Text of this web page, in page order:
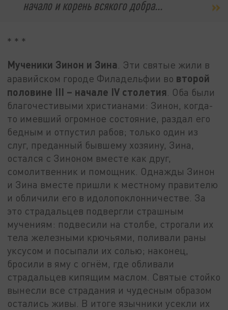
начало и корень всякого добра...
* * *
Мученики Зинон и Зина . Эти святые жили в
аравийском городе Филадельфии во второй
половине III – начале IV столетия . Оба были
благочестивыми христианами: Зинон, когда-
то имевший огромное состояние, раздал его
бедным и отпустил рабов; только один из
слуг, преданный бывшему хозяину, Зина,
остался с Зиноном вместе как друг,
сомолитвенник и помощник. Однажды Зинон
и Зина вместе пришли к местному правителю
и обличили его в идолопоклонничестве. За
это страдальцев подвергли страшным
мучениям: подвесили на столбе, строгали их
тела железными крючьями, поливали раны
уксусом и посыпали их солью; наконец,
бросили в яму с огнём, где обливали
страдальцев кипящим маслом. Святые стойко
вынесли все страдания и чудесным образом
остались живы. В итоге язычники усекли их